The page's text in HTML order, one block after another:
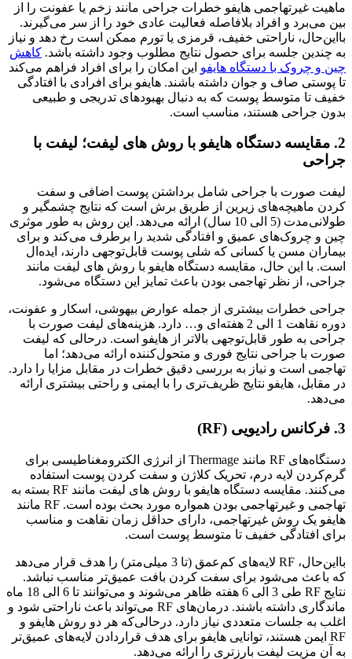
ماهیت غیرتهاجمی هایفو خطرات جراحی مانند زخم یا عفونت را از
بین می‌برد و افراد بلافاصله فعالیت عادی خود را از سر می‌گیرند.
بااین‌حال، ناراحتی خفیف، قرمزی یا تورم ممکن است رخ دهد و نیاز
به چندین جلسه برای حصول نتایج مطلوب وجود داشته باشد. کاهش
چین و چروک با دستگاه هایفو این امکان را برای افراد فراهم می‌کند
تا پوستی صاف و جوان داشته باشند. هایفو برای افرادی با افتادگی
خفیف تا متوسط پوست که به دنبال بهبودهای تدریجی و طبیعی
بدون جراحی هستند، مناسب است.
2. مقایسه دستگاه هایفو با روش های لیفت؛ لیفت با
جراحی
لیفت صورت با جراحی شامل برداشتن پوست اضافی و سفت
کردن ماهیچه‌های زیرین از طریق برش است که نتایج چشمگیر و
طولانی‌مدت (5 الی 10 سال) ارائه می‌دهد. این روش به طور موثری
چین و چروک‌های عمیق و افتادگی شدید را برطرف می‌کند و برای
بیماران مسن یا کسانی که شلی پوست قابل‌توجهی دارند، ایده‌ال
است. با این حال، مقایسه دستگاه هایفو با روش های لیفت مانند
جراحی، از نظر تهاجمی بودن باعث تمایز این دستگاه می‌شود.
جراحی خطرات بیشتری از جمله عوارض بیهوشی، اسکار و عفونت،
دوره نقاهت 1 الی 2 هفته‌ای و… دارد. هزینه‌های لیفت صورت با
جراحی به طور قابل‌توجهی بالاتر از هایفو است. درحالی که لیفت
صورت با جراحی نتایج فوری و متحول‌کننده ارائه می‌دهد؛ اما
تهاجمی است و نیاز به بررسی دقیق خطرات در مقابل مزایا را دارد.
در مقابل، هایفو نتایج ظریف‌تری را با ایمنی و راحتی بیشتری ارائه
می‌دهد.
3. فرکانس رادیویی (RF)
دستگاه‌های RF مانند Thermage از انرژی الکترومغناطیسی برای
گرم‌کردن لایه درم، تحریک کلاژن و سفت کردن پوست استفاده
می‌کنند. مقایسه دستگاه هایفو با روش های لیفت مانند RF بسته به
تهاجمی و غیرتهاجمی بودن همواره مورد بحث بوده است. RF مانند
هایفو یک روش غیرتهاجمی، دارای حداقل زمان نقاهت و مناسب
برای افتادگی خفیف تا متوسط پوست است.
بااین‌حال، RF لایه‌های کم‌عمق (تا 3 میلی‌متر) را هدف قرار می‌دهد
که باعث می‌شود برای سفت کردن بافت عمیق‌تر مناسب نباشد.
نتایج RF طی 3 الی 6 هفته ظاهر می‌شوند و می‌توانند تا 6 الی 18 ماه
ماندگاری داشته باشند. درمان‌های RF می‌تواند باعث ناراحتی شود و
اغلب به جلسات متعددی نیاز دارد. درحالی‌که هر دو روش هایفو و
RF ایمن هستند، توانایی هایفو برای هدف قراردادن لایه‌های عمیق‌تر
به آن مزیت لیفت بارزتری را ارائه می‌دهد.